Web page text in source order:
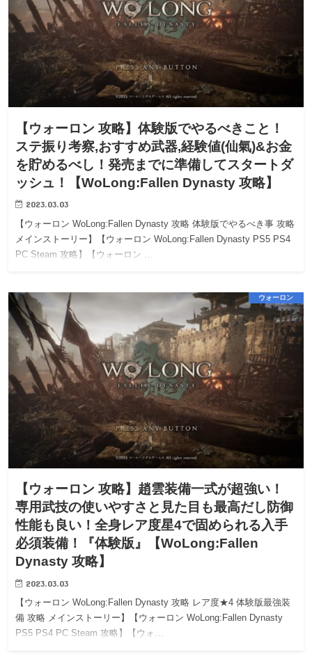
【ウォーロン 攻略】体験版でやるべきこと！
ステ振り考察,おすすめ武器,経験値(仙氣)&お金
を貯めるべし！発売までに準備してスタートダ
ッシュ！【WoLong:Fallen Dynasty 攻略】
2023.03.03
【ウォーロン WoLong:Fallen Dynasty 攻略 体験版でやるべき事 攻略
メインストーリー】【ウォーロン WoLong:Fallen Dynasty PS5 PS4
PC Steam 攻略】【ウォーロン …
ウォーロン
【ウォーロン 攻略】趙雲装備一式が超強い！
専用武技の使いやすさと見た目も最高だし防御
性能も良い！全身レア度星4で固められる入手
必須装備！『体験版』【WoLong:Fallen
Dynasty 攻略】
2023.03.03
【ウォーロン WoLong:Fallen Dynasty 攻略 レア度★4 体験版最強装
備 攻略 メインストーリー】【ウォーロン WoLong:Fallen Dynasty
PS5 PS4 PC Steam 攻略】【ウォ…